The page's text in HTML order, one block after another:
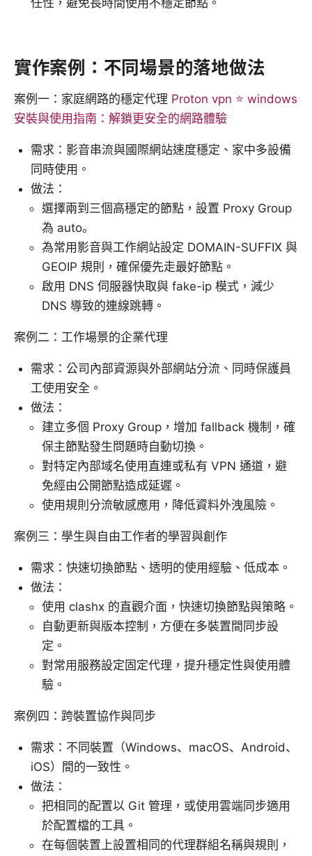
實作案例：不同場景的落地做法
案例一：家庭網路的穩定代理 Proton vpn ⭐ windows
安裝與使用指南：解鎖更安全的網路體驗
需求：影音串流與國際網站速度穩定、家中多設備
同時使用。
做法：
選擇兩到三個高穩定的節點，設置 Proxy Group
為 auto。
為常用影音與工作網站設定 DOMAIN-SUFFIX 與
GEOIP 規則，確保優先走最好節點。
啟用 DNS 伺服器快取與 fake-ip 模式，減少
DNS 導致的連線跳轉。
案例二：工作場景的企業代理
需求：公司內部資源與外部網站分流、同時保護員
工使用安全。
做法：
建立多個 Proxy Group，增加 fallback 機制，確
保主節點發生問題時自動切換。
對特定內部域名使用直連或私有 VPN 通道，避
免經由公開節點造成延遲。
使用規則分流敏感應用，降低資料外洩風險。
案例三：學生與自由工作者的學習與創作
需求：快速切換節點、透明的使用經驗、低成本。
做法：
使用 clashx 的直觀介面，快速切換節點與策略。
自動更新與版本控制，方便在多裝置間同步設
定。
對常用服務設定固定代理，提升穩定性與使用體
驗。
案例四：跨裝置協作與同步
需求：不同裝置（Windows、macOS、Android、
iOS）間的一致性。
做法：
把相同的配置以 Git 管理，或使用雲端同步適用
於配置檔的工具。
在每個裝置上設置相同的代理群組名稱與規則，